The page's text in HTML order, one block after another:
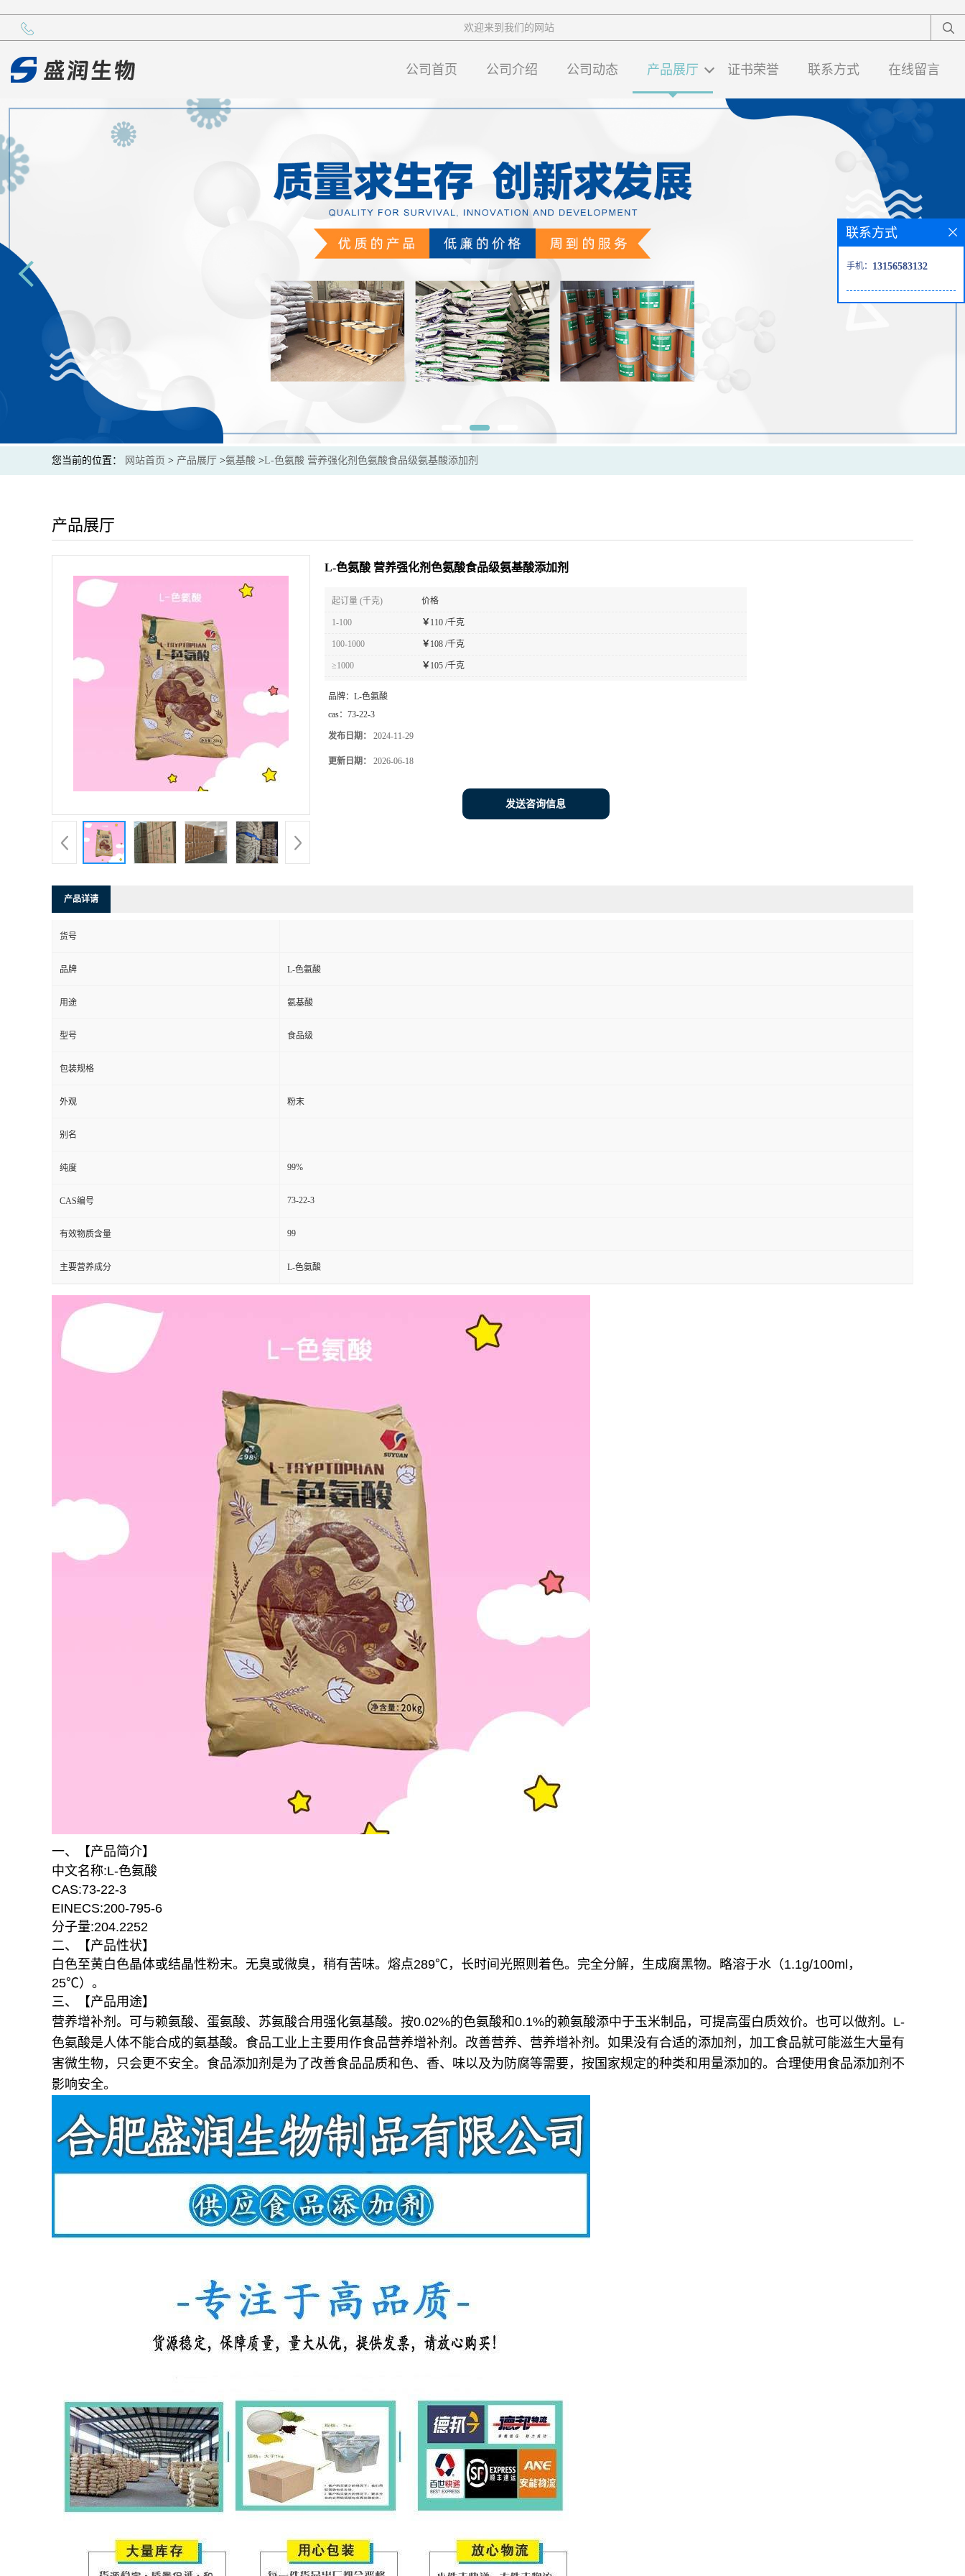
欢迎来到我们的网站
公司首页 公司介绍 公司动态 产品展厅 证书荣誉 联系方式 在线留言
您当前的位置： 网站首页 > 产品展厅 >氨基酸 >L-色氨酸 营养强化剂色氨酸食品级氨基酸添加剂
产品展厅
L-色氨酸 营养强化剂色氨酸食品级氨基酸添加剂
起订量 (千克) 价格
1-100 ￥110 /千克
100-1000 ￥108 /千克
≥1000 ￥105 /千克
品牌： L-色氨酸
cas： 73-22-3
发布日期： 2024-11-29
更新日期： 2026-06-18
发送咨询信息
产品详请
货号
品牌 L-色氨酸
用途 氨基酸
型号 食品级
包装规格
外观 粉末
别名
纯度 99%
CAS编号 73-22-3
有效物质含量 99
主要营养成分 L-色氨酸
一、【产品简介】
中文名称:L-色氨酸
CAS:73-22-3
EINECS:200-795-6
分子量:204.2252
二、【产品性状】
白色至黄白色晶体或结晶性粉末。无臭或微臭，稍有苦味。熔点289℃，长时间光照则着色。完全分解，生成腐黑物。略溶于水（1.1g/100ml，
25℃）。
三、【产品用途】
营养增补剂。可与赖氨酸、蛋氨酸、苏氨酸合用强化氨基酸。按0.02%的色氨酸和0.1%的赖氨酸添中于玉米制品，可提高蛋白质效价。 也可以做剂。L-
色氨酸是人体不能合成的氨基酸。食品工业上主要用作食品营养增补剂。改善营养、营养增补剂。如果没有合适的添加剂，加工食品就可能滋生大量有
害微生物，只会更不安全。食品添加剂是为了改善食品品质和色、香、味以及为防腐等需要，按国家规定的种类和用量添加的。合理使用食品添加剂不
影响安全。
联系方式
手机： 13156583132